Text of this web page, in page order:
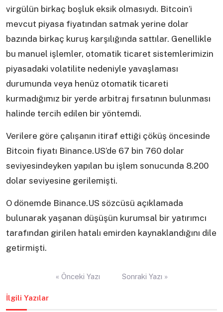
virgülün birkaç boşluk eksik olmasıydı. Bitcoin’i
mevcut piyasa fiyatından satmak yerine dolar
bazında birkaç kuruş karşılığında sattılar. Genellikle
bu manuel işlemler, otomatik ticaret sistemlerimizin
piyasadaki volatilite nedeniyle yavaşlaması
durumunda veya henüz otomatik ticareti
kurmadığımız bir yerde arbitraj fırsatının bulunması
halinde tercih edilen bir yöntemdi.
Verilere göre çalışanın itiraf ettiği çöküş öncesinde
Bitcoin fiyatı Binance.US’de 67 bin 760 dolar
seviyesindeyken yapılan bu işlem sonucunda 8.200
dolar seviyesine gerilemişti.
O dönemde Binance.US sözcüsü açıklamada
bulunarak yaşanan düşüşün kurumsal bir yatırımcı
tarafından girilen hatalı emirden kaynaklandığını dile
getirmişti.
« Önceki Yazı Sonraki Yazı »
İlgili Yazılar